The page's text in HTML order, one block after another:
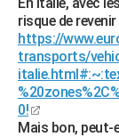
FORUM
Bricolage
Lifestyle
Culture
Sport
Auto
Television
Voyage
Cinema
risque de revenir
https://
transports/
0!
Mais bon, peut-